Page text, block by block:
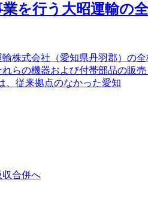
を行う大昭運輸の
株式会社（愛知県丹羽郡）の
らの機器および付帯部品の販
、従来拠点のなかった愛知
収合併へ